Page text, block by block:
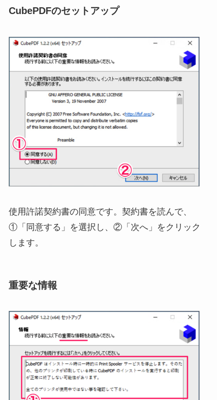
CubePDFのセットアップ
使用許諾契約書の同意です。契約書を読んで、
①「同意する」を選択し、②「次へ」をクリック
します。
重要な情報